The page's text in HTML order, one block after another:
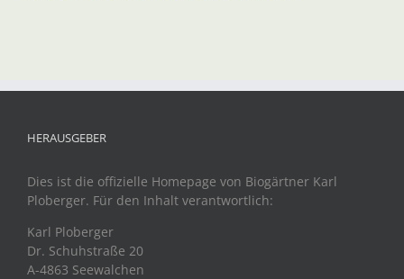
HERAUSGEBER
Dies ist die offizielle Homepage von Biogärtner Karl
Ploberger. Für den Inhalt verantwortlich:
Karl Ploberger
Dr. Schuhstraße 20
A-4863 Seewalchen